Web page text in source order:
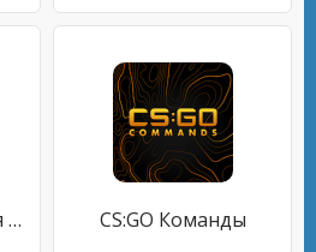
MCBox — скины для майнкрафта CS:GO Команды